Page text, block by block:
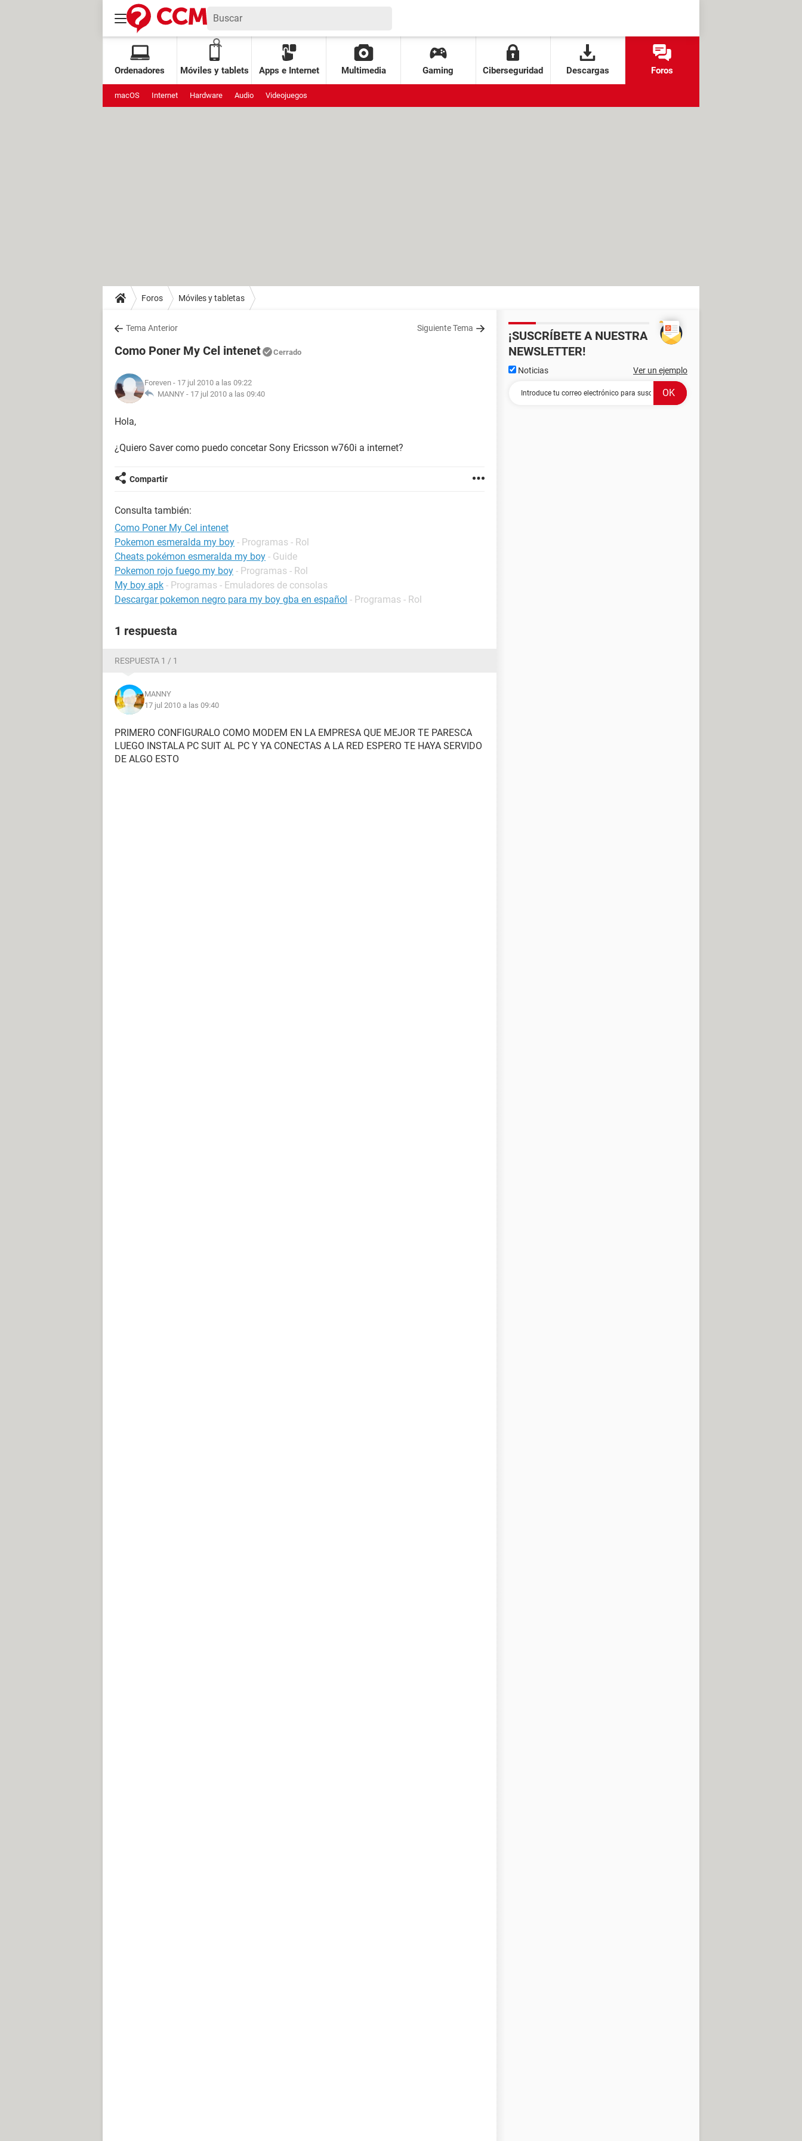
Ordenadores Móviles y tablets Apps e Internet Multimedia Gaming Ciberseguridad Descargas Foros
macOS Internet Hardware Audio Videojuegos
Foros Móviles y tabletas
Tema Anterior Siguiente Tema
Como Poner My Cel intenet Cerrado
Foreven - 17 jul 2010 a las 09:22
MANNY - 17 jul 2010 a las 09:40
Hola,
¿Quiero Saver como puedo concetar Sony Ericsson w760i a internet?
Compartir
Consulta también:
Como Poner My Cel intenet
Pokemon esmeralda my boy - Programas - Rol
Cheats pokémon esmeralda my boy - Guide
Pokemon rojo fuego my boy - Programas - Rol
My boy apk - Programas - Emuladores de consolas
Descargar pokemon negro para my boy gba en español - Programas - Rol
1 respuesta
RESPUESTA 1 / 1
MANNY
17 jul 2010 a las 09:40
PRIMERO CONFIGURALO COMO MODEM EN LA EMPRESA QUE MEJOR TE PARESCA
LUEGO INSTALA PC SUIT AL PC Y YA CONECTAS A LA RED ESPERO TE HAYA SERVIDO
DE ALGO ESTO
¡SUSCRÍBETE A NUESTRA
NEWSLETTER!
Noticias Ver un ejemplo